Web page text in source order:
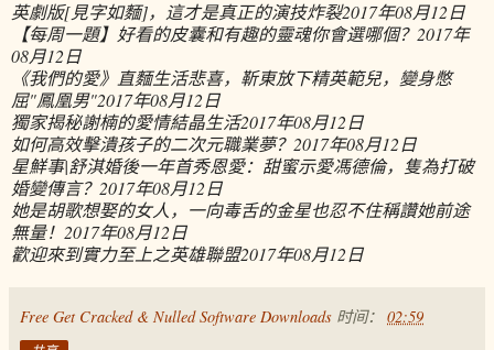
英劇版[見字如麵]，這才是真正的演技炸裂2017年08月12日
【每周一題】好看的皮囊和有趣的靈魂你會選哪個？ 2017年
08月12日
《我們的愛》直麵生活悲喜，靳東放下精英範兒，變身憋
屈"鳳凰男"2017年08月12日
獨家揭秘謝楠的愛情結晶生活2017年08月12日
如何高效擊潰孩子的二次元職業夢？ 2017年08月12日
星鮮事|舒淇婚後一年首秀恩愛：甜蜜示愛馮德倫，隻為打破
婚變傳言？ 2017年08月12日
她是胡歌想娶的女人，一向毒舌的金星也忍不住稱讚她前途
無量！ 2017年08月12日
歡迎來到實力至上之英雄聯盟2017年08月12日
Free Get Cracked & Nulled Software Downloads 时间： 02:59